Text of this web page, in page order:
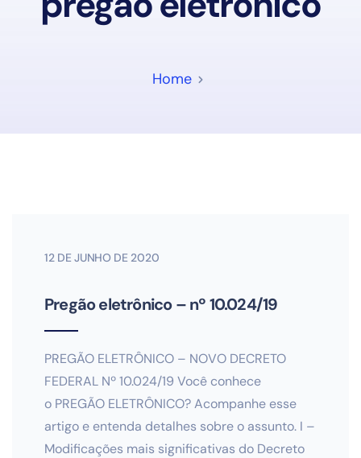
Home
12 DE JUNHO DE 2020
Pregão eletrônico – nº 10.024/19
PREGÃO ELETRÔNICO – NOVO DECRETO
FEDERAL Nº 10.024/19 Você conhece
o PREGÃO ELETRÔNICO? Acompanhe esse
artigo e entenda detalhes sobre o assunto. I –
Modificações mais significativas do Decreto